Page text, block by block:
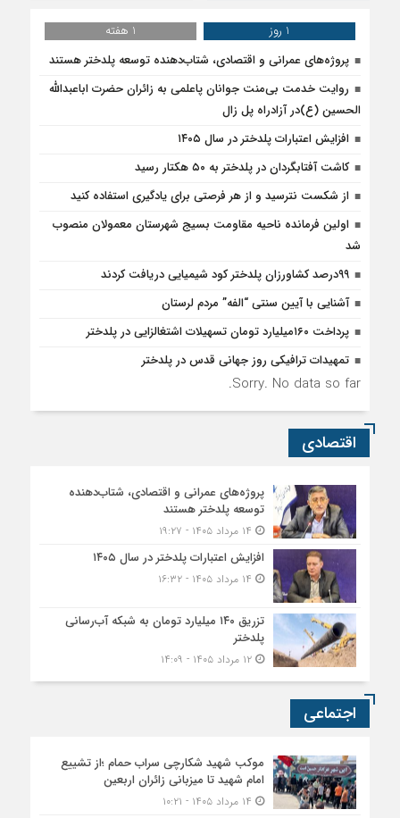
1 روز
1 هفته
پروژه‌های عمرانی و اقتصادی، شتاب‌دهنده توسعه پلدختر هستند
روایت خدمت بی‌منت جوانان پاعلمی به زائران حضرت اباعبدالله
الحسین (ع)در آزادراه پل زال
افزایش اعتبارات پلدختر در سال ۱۴۰۵
کاشت آفتابگردان در پلدختر به ۵۰ هکتار رسید
از شکست نترسید و از هر فرصتی برای یادگیری استفاده کنید
اولین فرمانده ناحیه مقاومت بسیج شهرستان معمولان منصوب
شد
۹۹درصد کشاورزان پلدختر کود شیمیایی دریافت کردند
آشنایی با آیین سنتی “الفه” مردم لرستان
پرداخت ۱۶۰میلیارد تومان تسهیلات اشتغالزایی در پلدختر
تمهیدات ترافیکی روز جهانی قدس در پلدختر
Sorry. No data so far.
اقتصادی
پروژه‌های عمرانی و اقتصادی، شتاب‌دهنده
توسعه پلدختر هستند
افزایش اعتبارات پلدختر در سال ۱۴۰۵
تزریق ۱۴۰ میلیارد تومان به شبکه آب‌رسانی
پلدختر
۱۲ مرداد ۱۴۰۵ - ۱۴:۰۹
اجتماعی
موکب شهید شکارچی سراب حمام ؛از تشییع
امام شهید تا میزبانی زائران اربعین